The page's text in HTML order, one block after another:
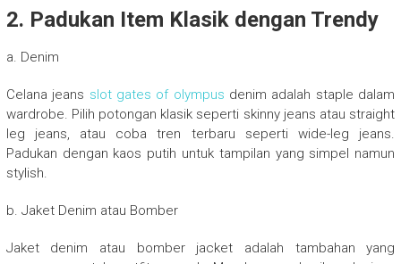
2. Padukan Item Klasik dengan Trendy
a. Denim
Celana jeans slot gates of olympus denim adalah staple dalam
wardrobe. Pilih potongan klasik seperti skinny jeans atau straight
leg jeans, atau coba tren terbaru seperti wide-leg jeans.
Padukan dengan kaos putih untuk tampilan yang simpel namun
stylish.
b. Jaket Denim atau Bomber
Jaket denim atau bomber jacket adalah tambahan yang